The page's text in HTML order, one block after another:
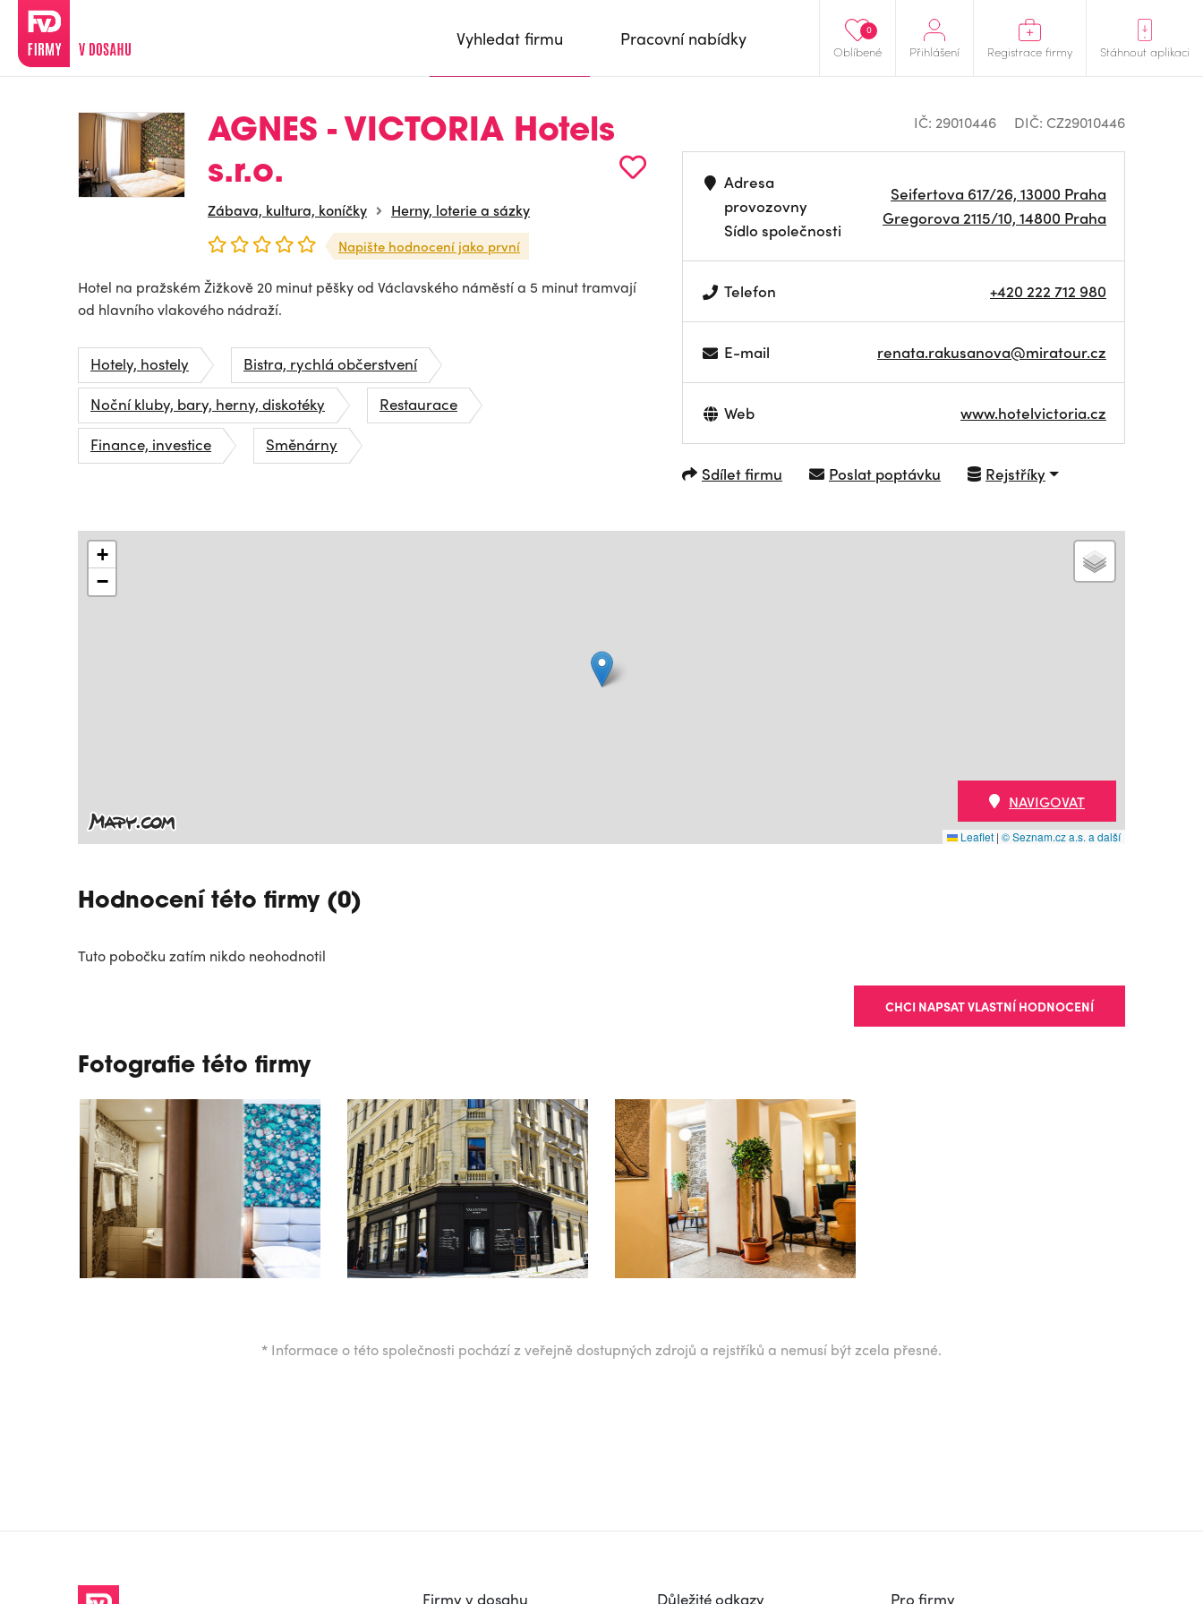
Oblíbené
0
Přihlášení Registrace firmy Stáhnout aplikaci
Vyhledat firmu Pracovní nabídky
AGNES - VICTORIA Hotels
s.r.o.
Zábava, kultura, koníčky Herny, loterie a sázky
Napište hodnocení jako první
Hotel na pražském Žižkově 20 minut pěšky od Václavského náměstí a 5 minut tramvají
od hlavního vlakového nádraží.
Hotely, hostely
Bistra, rychlá občerstvení
Noční kluby, bary, herny, diskotéky
Restaurace
Finance, investice
Směnárny
IČ: 29010446 DIČ: CZ29010446
Adresa
provozovny
Sídlo společnosti
Seifertova 617/26, 13000 Praha
Gregorova 2115/10, 14800 Praha
Telefon +420 222 712 980
E-mail renata.rakusanova@miratour.cz
Web www.hotelvictoria.cz
Sdílet firmu Poslat poptávku Rejstříky
+
−
Leaflet | © Seznam.cz a.s. a další
NAVIGOVAT
Hodnocení této firmy (0)
Tuto pobočku zatím nikdo neohodnotil
CHCI NAPSAT VLASTNÍ HODNOCENÍ
Fotografie této firmy
* Informace o této společnosti pochází z veřejně dostupných zdrojů a rejstříků a nemusí být zcela přesné.
Firmy v dosahu Důležité odkazy Pro firmy